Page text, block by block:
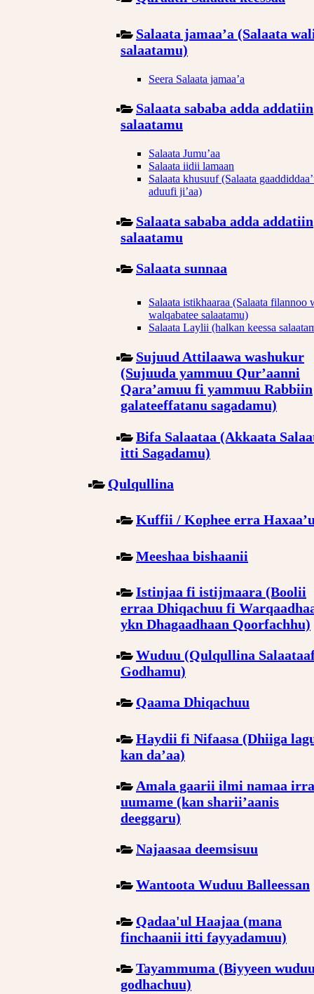
Salaata jamaa’a (Salaata
salaatamu)
Seera Salaata jamaa’a
Salaata sababa adda addatiin
salaatamu
Salaata Jumu’aa
Salaata iidii lamaan
Salaata khusuuf (Salaata
aduufi ji’aa)
Salaata sababa adda addatiin
salaatamu
Salaata sunnaa
Salaata istikhaaraa (Salaata filannoo
walqabatee salaatamu)
Salaata Laylii (halkan keessa
Sujuud Attilaawa washukur
(Sujuuda yammuu Qur’aanni
Qara’amuu fi yammuu Rabbiin
galateeffatanu sagadamu)
Bifa Salaataa (Akkaata
itti Sagadamu)
Qulqullina
Kuffii / Kophee erra
Meeshaa bishaanii
Istinjaa fi istijmaara (Boolii
erraa Dhiqachuu fi
ykn Dhagaadhaan Qoorfachhu)
Wuduu (Qulqullina
Godhamu)
Qaama Dhiqachuu
Haydii fi Nifaasa (Dhiiga
kan da’aa)
Amala gaarii ilmi namaa
uumame (kan sharii’aanis
deeggaru)
Najaasaa deemsisuu
Wantoota Wuduu Balleessan
Qadaa'ul Haajaa (mana
finchaanii itti fayyadamuu)
Tayammuma (Biyyeen
godhachuu)